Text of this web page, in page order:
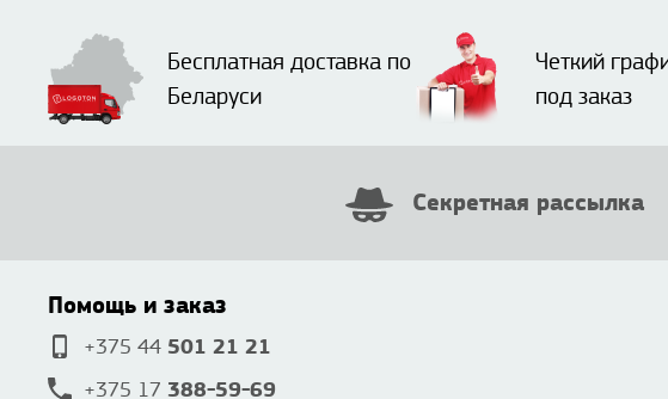
Бесплатная доставка по
Беларуси
Четкий
под заказ
Секретная рассылка
Помощь и заказ
+375 44 501 21 21
+375 17 388-59-69